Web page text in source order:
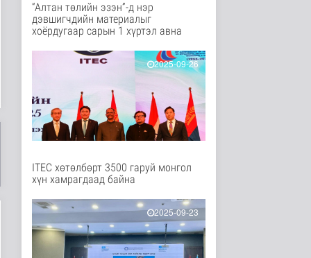
Нийгэм
3 цаг 52 минутын өмнө
могойд хатгуулахаас
сэрэмжлээрэй
5 цаг 59 минутын өмнө
Ц.Идэрбат: Мал
эмнэлгийн салбарын
өрсөлдөх чадва..
5 цаг 8 минутын өмнө
салбарт “Oxus Metals
AI” комп..
Улс төр
5 цаг 22 минутын өмнө
“Алтан төлийн эзэн”-д нэр
дэвшигчдийн материалыг
хоёрдугаар сарын 1 хүртэл авна
2025-09-26
ITEC хөтөлбөрт 3500 гаруй монгол
хүн хамрагдаад байна
2025-09-23